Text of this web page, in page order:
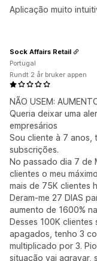
Aplicação muito
NÃO USEM:
Queria deixar uma
empresários
Sou cliente à 7 anos,
subscrições.
No passado dia 7 de
clientes o meu
mais de 75K clientes
Deram-me 27 DIAS
aumento de 1600%
Desses 100K
apagados, tenho 3
multiplicado por 3.
situação vai agravar,
Sock Affairs Retail
Portugal
Rundt 2 år bruker appen